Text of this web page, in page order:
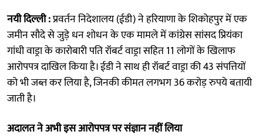
नयी दिल्ली :प्रवर्तन निदेशालय (ईडी) ने हरियाणा के शिकोहपुर में एक
जमीन सौदे से जुड़े धन शोधन के एक मामले में कांग्रेस सांसद प्रियंका
गांधी वाड्रा के कारोबारी पति रॉबर्ट वाड्रा सहित 11 लोगों के खिलाफ
आरोपपत्र दाखिल किया है। ईडी ने साथ ही रॉबर्ट वाड्रा की 43 संपत्तियों
को भी जब्त कर लिया है, जिनकी कीमत लगभग 36 करोड़ रुपये बतायी
जाती है।
अदालत ने अभी इस आरोपपत्र पर संज्ञान नहीं लिया